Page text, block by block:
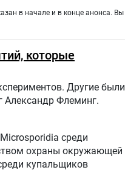
в начале и в конце анонса. Вы
которые
Другие были
Александр Флеминг.
среди
охраны окружающей
купальщиков